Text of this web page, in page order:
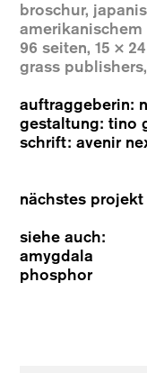
broschur,
96 seiten, 15 ×
grass
auftraggeberin:
gestaltung: tino
schrift: avenir
nächstes projekt
siehe auch:
amygdala
phosphor